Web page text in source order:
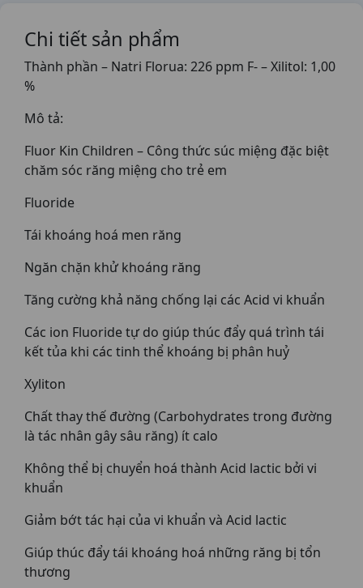
Chi tiết sản phẩm
Thành phần – Natri Florua: 226 ppm F- – Xilitol: 1,00
%
Mô tả:
Fluor Kin Children – Công thức súc miệng đặc biệt
chăm sóc răng miệng cho trẻ em
Fluoride
Tái khoáng hoá men răng
Ngăn chặn khử khoáng răng
Tăng cường khả năng chống lại các Acid vi khuẩn
Các ion Fluoride tự do giúp thúc đẩy quá trình tái
kết tủa khi các tinh thể khoáng bị phân huỷ
Xyliton
Chất thay thế đường (Carbohydrates trong đường
là tác nhân gây sâu răng) ít calo
Không thể bị chuyển hoá thành Acid lactic bởi vi
khuẩn
Giảm bớt tác hại của vi khuẩn và Acid lactic
Giúp thúc đẩy tái khoáng hoá những răng bị tổn
thương